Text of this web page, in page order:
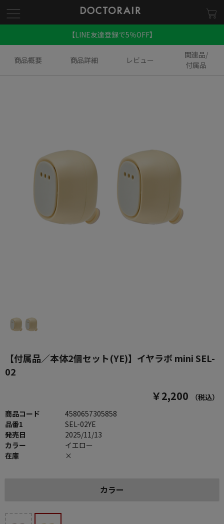
【LINE友達登録で5％OFF】
商品概要 商品詳細 レビュー
関連品/
付属品
【付属品／本体2個セット(YE)】イヤラボ mini SEL-
02
￥2,200
（税込）
商品コード
4580657305858
品番1
SEL-02YE
発売日
2025/11/13
カラー
イエロー
在庫
×
カラー